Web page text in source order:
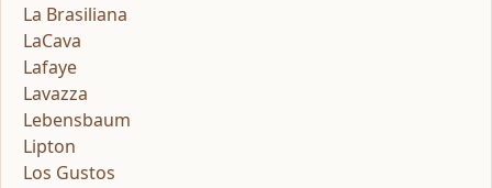
La Brasiliana
LaCava
Lafaye
Lavazza
Lebensbaum
Lipton
Los Gustos